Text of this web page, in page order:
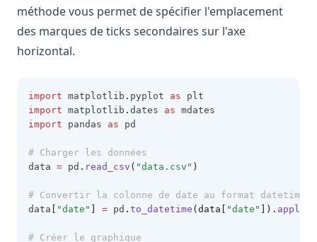
méthode vous permet de spécifier l'emplacement
des marques de ticks secondaires sur l'axe
horizontal.
import matplotlib . pyplot as plt
import matplotlib . dates as mdates
import pandas as pd
# Charger les données
data = pd . read_csv ( "data.csv" )
# Convertir la colonne de date au format datetime
data
"date" = pd . to_datetime (data[ "date" ]). apply
# Créer le graphique